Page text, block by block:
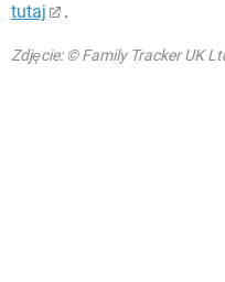
tutaj
.
Zdjęcie: © Family Tracker UK